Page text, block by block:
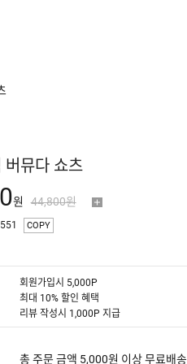
버뮤다 쇼츠
원 44,800원
COPY
회원가입시 5,000P
최대 10% 할인 혜택
리뷰 작성시 1,000P 지급
총 주문 금액 5,000원 이상 무료배송